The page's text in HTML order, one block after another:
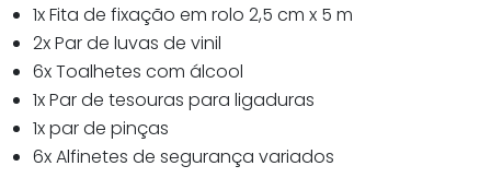
1x Fita de fixação em rolo 2,5 cm x 5 m
2x Par de luvas de vinil
6x Toalhetes com álcool
1x Par de tesouras para ligaduras
1x par de pinças
6x Alfinetes de segurança variados